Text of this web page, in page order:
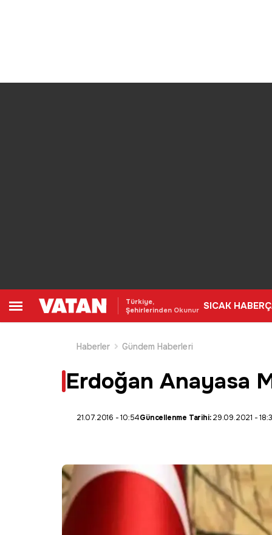
Türkiye,
Şehirlerinden Okunur SICAK HABER
Haberler Gündem Haberleri
Erdoğan Anayasa
21.07.2016 - 10:54Güncellenme Tarihi:29.09.2021 -